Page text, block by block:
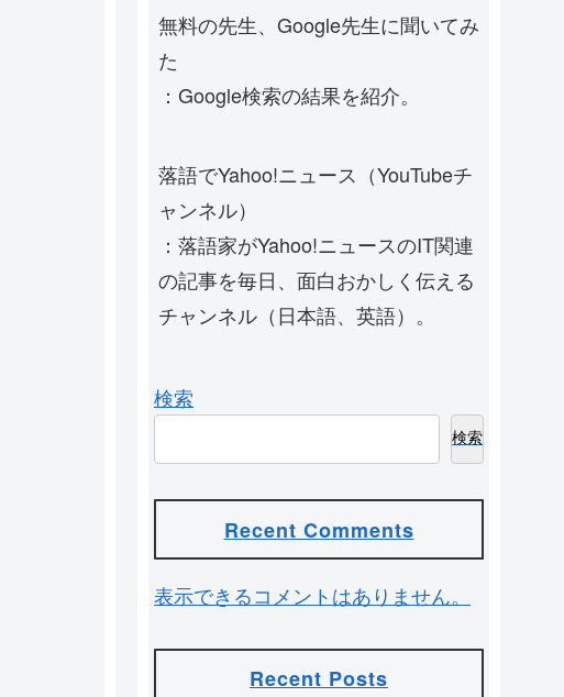
無料の先生、Google先生に聞いてみ
た
：Google検索の結果を紹介。
落語でYahoo!ニュース（YouTubeチ
ャンネル）
：落語家がYahoo!ニュースのIT関連
の記事を毎日、面白おかしく伝える
チャンネル（日本語、英語）。
検索
検索
Recent Comments
表示できるコメントはありません。
Recent Posts